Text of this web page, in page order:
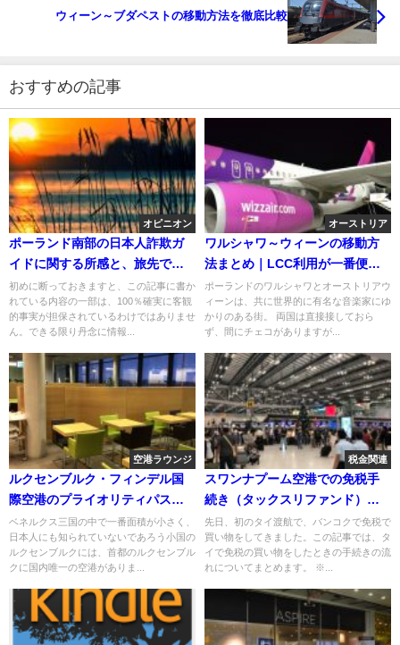
ウィーン～ブダペストの移動方法を徹底比較
おすすめの記事
オピニオン
ポーランド南部の日本人詐欺ガ
イドに関する所感と、旅先での
トラブル回避方法
初めに断っておきますと、この記事に書か
れている内容の一部は、100％確実に客観
的事実が担保されているわけではありませ
ん。できる限り丹念に情報...
オーストリア
ワルシャワ～ウィーンの移動方
法まとめ｜LCC利用が一番便利
（曜日限定）
ポーランドのワルシャワとオーストリアウ
ィーンは、共に世界的に有名な音楽家にゆ
かりのある街。 両国は直接接しておら
ず、間にチェコがありますが...
空港ラウンジ
ルクセンブルク・フィンデル国
際空港のプライオリティパスラ
ウンジ「The Lounge」を使って
みた（ホテル探しのヒントもあ
り）
ベネルクス三国の中で一番面積が小さく、
日本人にも知られていないであろう小国の
ルクセンブルクには、首都のルクセンブル
クに国内唯一の空港がありま...
税金関連
スワンナプーム空港での免税手
続き（タックスリファンド）完
全ガイド
先日、初のタイ渡航で、バンコクで免税で
買い物をしてきました。この記事では、タ
イで免税の買い物をしたときの手続きの流
れについてまとめます。 ※...